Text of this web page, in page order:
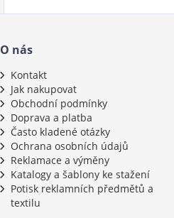
O nás
Kontakt
Jak nakupovat
Obchodní podmínky
Doprava a platba
Často kladené otázky
Ochrana osobních údajů
Reklamace a výměny
Katalogy a šablony ke stažení
Potisk reklamních předmětů a
textilu